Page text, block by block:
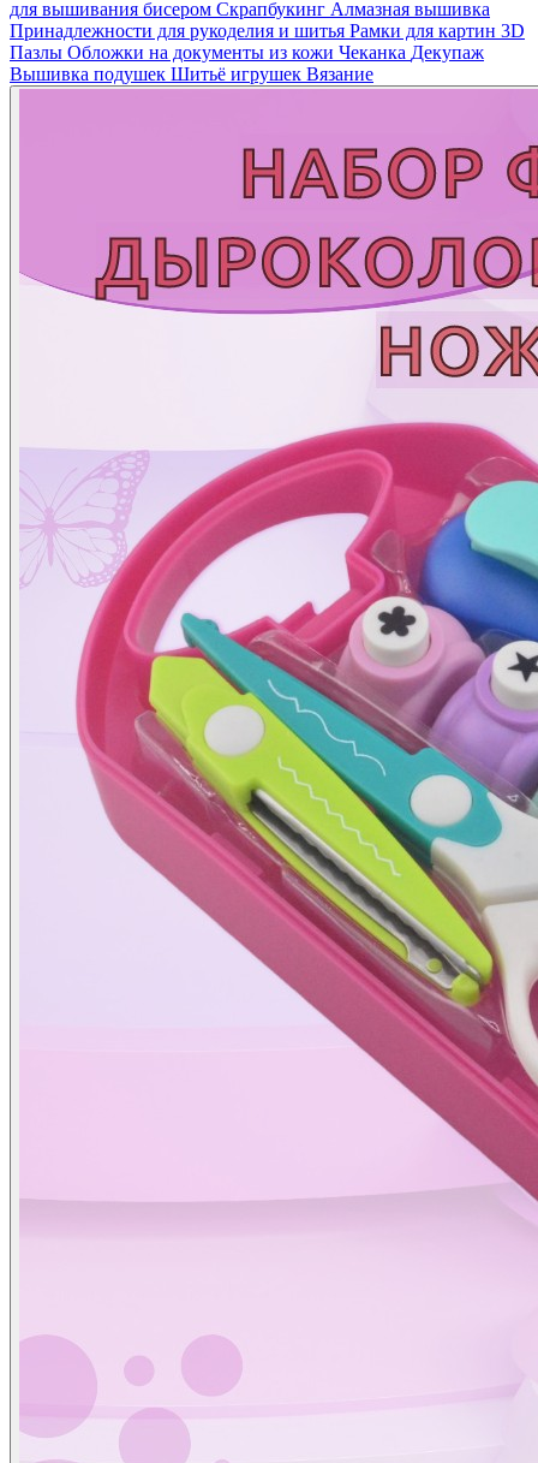
для вышивания бисером Скрапбукинг Алмазная вышивка
Принадлежности для рукоделия и шитья Рамки для картин 3D
Пазлы Обложки на документы из кожи Чеканка Декупаж
Вышивка подушек Шитьё игрушек Вязание